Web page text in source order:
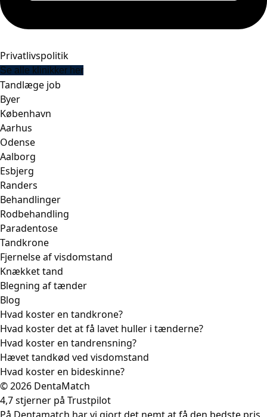
Privatlivspolitik
Se alle klinikker her
Tandlæge job
Byer
København
Aarhus
Odense
Aalborg
Esbjerg
Randers
Behandlinger
Rodbehandling
Paradentose
Tandkrone
Fjernelse af visdomstand
Knækket tand
Blegning af tænder
Blog
Hvad koster en tandkrone?
Hvad koster det at få lavet huller i tænderne?
Hvad koster en tandrensning?
Hævet tandkød ved visdomstand
Hvad koster en bideskinne?
© 2026 DentaMatch
4,7 stjerner på Trustpilot